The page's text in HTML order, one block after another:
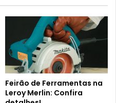
Feirão de Ferramentas na
Leroy Merlin: Confira